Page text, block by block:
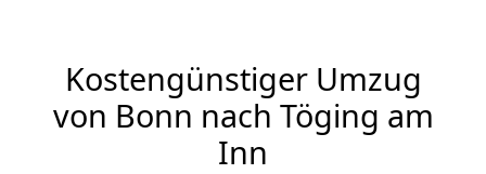
Kostengünstiger Umzug
von Bonn nach Töging am
Inn